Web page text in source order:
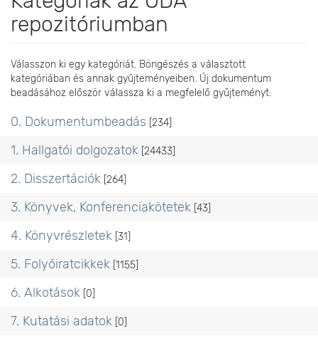
repozitóriumban
Válasszon ki egy kategóriát. Böngészés a választott
kategóriában és annak gyűjteményeiben. Új dokumentum
beadásához először válassza ki a megfelelő gyűjteményt:
0. Dokumentumbeadás [234]
1. Hallgatói dolgozatok [24433]
2. Disszertációk [264]
3. Könyvek, Konferenciakötetek [43]
4. Könyvrészletek [31]
5. Folyóiratcikkek [1155]
6. Alkotások [0]
7. Kutatási adatok [0]